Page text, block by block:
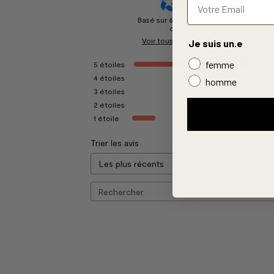
Basé sur 6
contrôle
Voir tous les avis sur ce site
5 étoiles
4 étoiles
3 étoiles
2 étoiles
1 étoile
Trier les avis
Je suis un.e
femme
homme